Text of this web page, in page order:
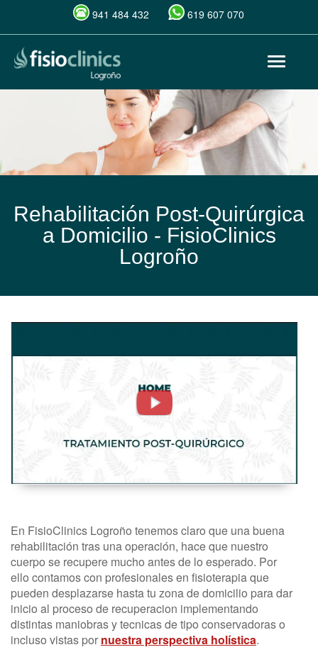
Pasar
contenido
941 484 432 619 607 070
Toggle
Rehabilitación Post-Quirúrgica
a Domicilio - FisioClinics
Logroño
Tratamiento
Post
Domicilio
FisioClinics
Logroño,
La
Rioja
En FisioClinics Logroño tenemos claro que una buena
rehabilitación tras una operación, hace que nuestro
cuerpo se recupere mucho antes de lo esperado. Por
ello contamos con profesionales en fisioterapia que
pueden desplazarse hasta tu zona de domicilio para dar
inicio al proceso de recuperacion implementando
distintas maniobras y tecnicas de tipo conservadoras o
incluso vistas por nuestra perspectiva holística.